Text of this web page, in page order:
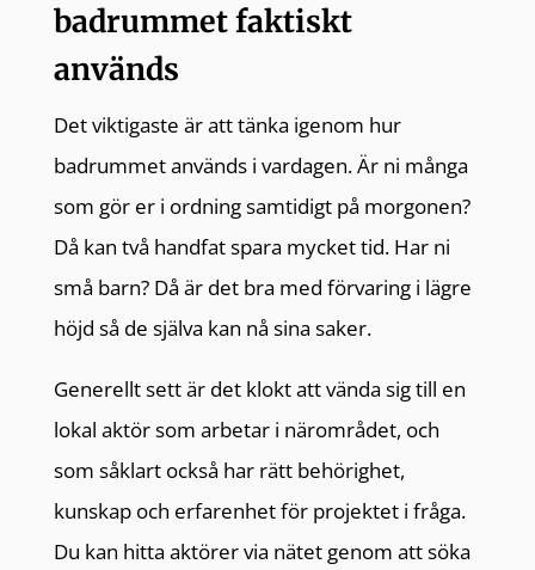
badrummet faktiskt
används
Det viktigaste är att tänka igenom hur
badrummet används i vardagen. Är ni många
som gör er i ordning samtidigt på morgonen?
Då kan två handfat spara mycket tid. Har ni
små barn? Då är det bra med förvaring i lägre
höjd så de själva kan nå sina saker.
Generellt sett är det klokt att vända sig till en
lokal aktör som arbetar i närområdet, och
som såklart också har rätt behörighet,
kunskap och erfarenhet för projektet i fråga.
Du kan hitta aktörer via nätet genom att söka